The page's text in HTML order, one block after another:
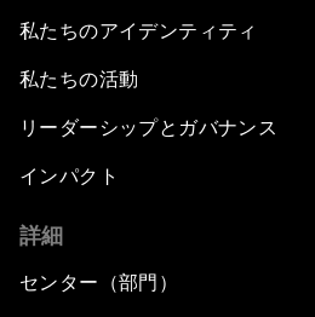
私たちのアイデンティティ
私たちの活動
リーダーシップとガバナンス
インパクト
詳細
センター（部門）